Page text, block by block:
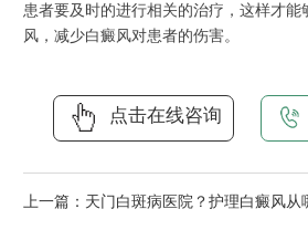
患者要及时的进行相关的治疗，这样才能
风，减少白癜风对患者的伤害。
点击在线咨询
上一篇： 天门白斑病医院？护理白癜风从